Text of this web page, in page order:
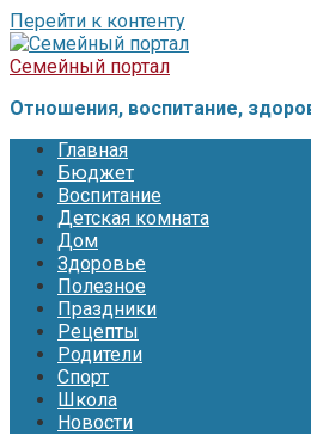
Перейти к контенту
Семейный портал
Отношения, воспитание,
Главная
Бюджет
Воспитание
Детская комната
Дом
Здоровье
Полезное
Праздники
Рецепты
Родители
Спорт
Школа
Новости